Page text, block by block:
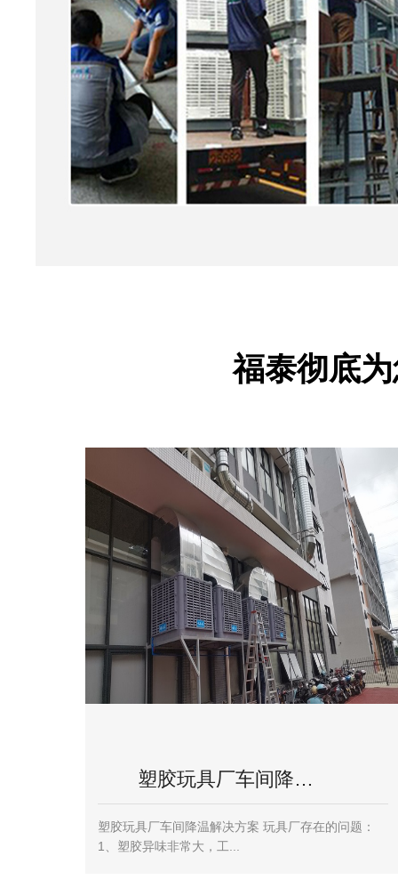
福泰彻底
塑胶玩具厂车间降…
塑胶玩具厂车间降温解决方案 玩具厂存在的问题：
1、塑胶异味非常大，工...